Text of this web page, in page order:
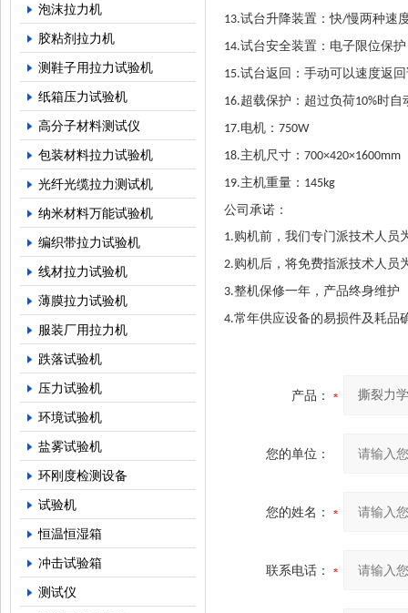
泡沫拉力机
胶粘剂拉力机
测鞋子用拉力试验机
纸箱压力试验机
高分子材料测试仪
包装材料拉力试验机
光纤光缆拉力测试机
纳米材料万能试验机
编织带拉力试验机
线材拉力试验机
薄膜拉力试验机
服装厂用拉力机
跌落试验机
压力试验机
环境试验机
盐雾试验机
环刚度检测设备
试验机
恒温恒湿箱
冲击试验箱
测试仪
13.试台升降装置：快/慢两种速
14.试台安全装置：电子限位保护
15.试台返回：手动可以速度返
16.超载保护：超过负荷10%时自
17.电机： 750W
18.主机尺寸： 700×420×1600mm
19.主机重量： 145kg
公司承诺：
1.购机前，我们专门派技术人员
2.购机后，将免费指派技术人员
3.整机保修一年，产品终身维护
4.常年供应设备的易损件及耗品
产品：
您的单位：
您的姓名：
联系电话：